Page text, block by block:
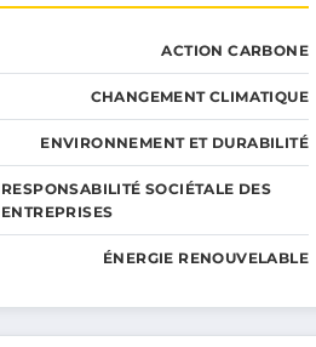
ACTION CARBONE
CHANGEMENT CLIMATIQUE
ENVIRONNEMENT ET DURABILITÉ
RESPONSABILITÉ SOCIÉTALE DES
ENTREPRISES
ÉNERGIE RENOUVELABLE